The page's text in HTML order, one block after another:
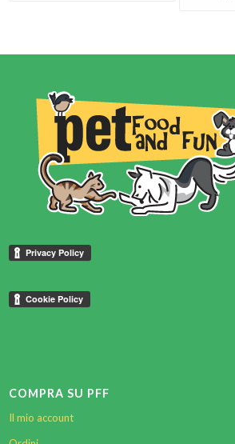
€74,90
COMPRA SU PFF
Il mio account